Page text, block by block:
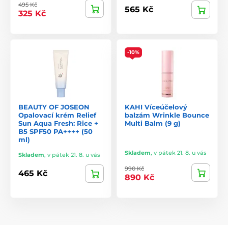
495 Kč
325 Kč 565 Kč
BEAUTY OF JOSEON
Opalovací krém Relief
Sun Aqua Fresh: Rice +
B5 SPF50 PA++++ (50
ml)
Skladem, v pátek 21. 8. u vás
465 Kč
-10%
KAHI Víceúčelový
balzám Wrinkle Bounce
Multi Balm (9 g)
Skladem, v pátek 21. 8. u vás
990 Kč
890 Kč